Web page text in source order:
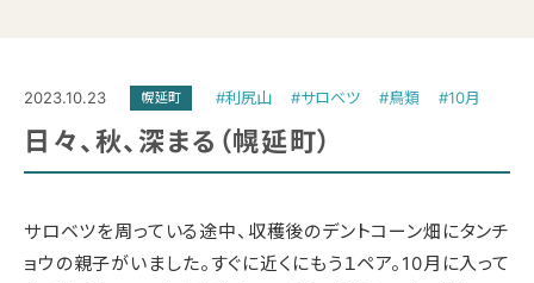
2023.10.23 幌延町 #利尻山 #サロベツ #鳥類 #10月
日々、秋、深まる（幌延町）
サロベツを周っている途中、収穫後のデントコーン畑にタンチ
ョウの親子がいました。すぐに近くにもう１ペア。10月に入って